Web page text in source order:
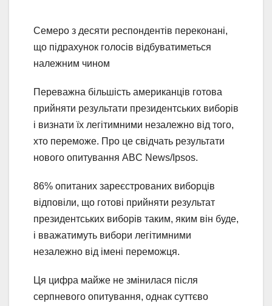
Семеро з десяти респондентів переконані,
що підрахунок голосів відбуватиметься
належним чином
Переважна більшість американців готова
прийняти результати президентських виборів
і визнати їх легітимними незалежно від того,
хто переможе. Про це свідчать результати
нового опитування ABC News/Ipsos.
86% опитаних зареєстрованих виборців
відповіли, що готові прийняти результат
президентських виборів таким, яким він буде,
і вважатимуть вибори легітимними
незалежно від імені переможця.
Ця цифра майже не змінилася після
серпневого опитування, однак суттєво